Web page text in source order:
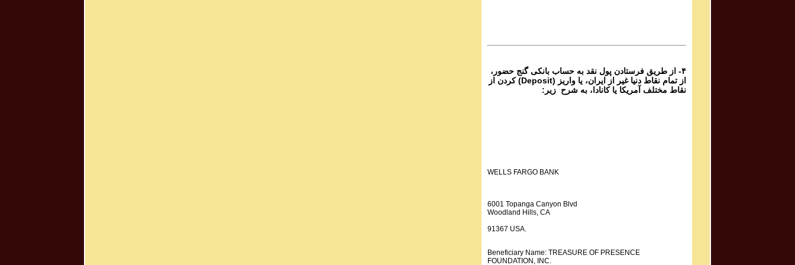
۴- از طریق فرستادن پول نقد به حساب بانکی گنج حضور،
از تمام نقاط دنیا غیر از ایران، یا واریز (Deposit) کردن از
نقاط مختلف آمریکا یا کانادا، به شرح زیر:
WELLS FARGO BANK
6001 Topanga Canyon Blvd
Woodland Hills, CA
91367 USA.
Beneficiary Name: TREASURE OF PRESENCE
FOUNDATION, INC.